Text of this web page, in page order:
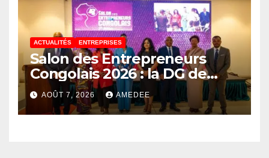
ACTUALITÉS ENTREPRISES
Salon des Entrepreneurs
Congolais 2026 : la DG de
l’ANAPI Rachel PUNGU
mobilise les investisseurs
autour de l’ambition d’une
AOÛT 7, 2026 AMEDEE